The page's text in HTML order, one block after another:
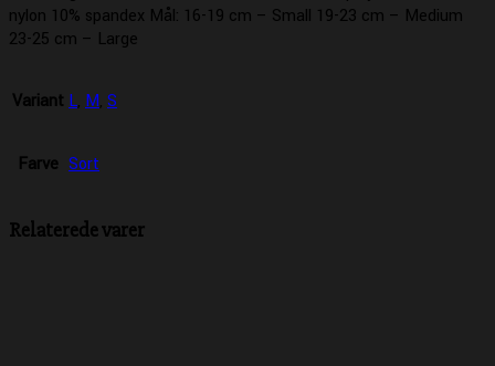
nylon 10% spandex Mål: 16-19 cm – Small 19-23 cm – Medium
23-25 cm – Large
Variant L, M, S
Farve Sort
Relaterede varer